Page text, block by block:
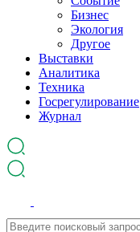
Бизнес
Экология
Другое
Выставки
Аналитика
Техника
Госрегулирование
Журнал